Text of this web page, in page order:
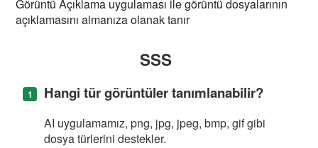
Görüntü Açıklama uygulaması ile görüntü dosyalarının
açıklamasını almanıza olanak tanır
SSS
Hangi tür görüntüler tanımlanabilir?
AI uygulamamız, png, jpg, jpeg, bmp, gif gibi
dosya türlerini destekler.